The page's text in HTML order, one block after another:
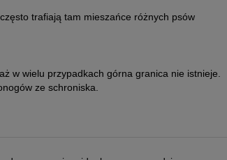
trafiają tam mieszańce różnych psów
w wielu przypadkach górna granica nie istnieje.
ze schroniska.